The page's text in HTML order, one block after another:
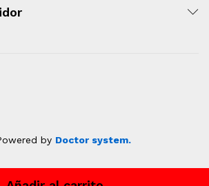
by Doctor system.